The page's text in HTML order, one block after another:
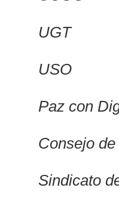
UGT
USO
Paz con
Consejo
Sindicato